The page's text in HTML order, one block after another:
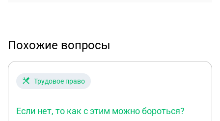
Похожие вопросы
Трудовое право
Если нет, то как с этим можно бороться?